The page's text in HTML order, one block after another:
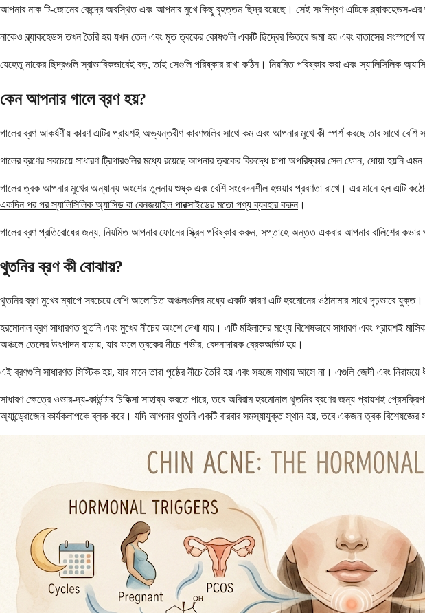
আপনার নাক টি-জোনের কেন্দ্রে অবস্থিত এবং আপনার মুখে কিছু বৃহত্তম ছিদ্র রয়েছে। সেই সংমিশ্রণ এটিকে ব্ল্যাকহেডস-
নাকেও ব্ল্যাকহেডস তখন তৈরি হয় যখন তেল এবং মৃত ত্বকের কোষগুলি একটি ছিদ্রের ভিতরে জমা হয় এবং বাতাসের
যেহেতু নাকের ছিদ্রগুলি স্বাভাবিকভাবেই বড়, তাই সেগুলি পরিষ্কার রাখা কঠিন। নিয়মিত পরিষ্কার করা এবং স্যালিসিলিক
কেন আপনার গালে ব্রণ হয়?
গালের ব্রণ আকর্ষণীয় কারণ এটির প্রায়শই অভ্যন্তরীণ কারণগুলির সাথে কম এবং আপনার মুখে কী স্পর্শ করছে তার সাথে বেশি
গালের ব্রণের সবচেয়ে সাধারণ ট্রিগারগুলির মধ্যে রয়েছে আপনার ত্বকের বিরুদ্ধে চাপা অপরিষ্কার সেল ফোন, ধোয়া হয়নি
গালের ত্বক আপনার মুখের অন্যান্য অংশের তুলনায় শুষ্ক এবং বেশি সংবেদনশীল হওয়ার প্রবণতা রাখে। এর মানে হল এটি
একদিন পর পর স্যালিসিলিক অ্যাসিড বা বেনজয়াইল পারক্সাইডের মতো পণ্য ব্যবহার করুন ।
গালের ব্রণ প্রতিরোধের জন্য, নিয়মিত আপনার ফোনের স্ক্রিন পরিষ্কার করুন, সপ্তাহে অন্তত একবার আপনার বালিশের
থুতনির ব্রণ কী বোঝায়?
থুতনির ব্রণ মুখের ম্যাপে সবচেয়ে বেশি আলোচিত অঞ্চলগুলির মধ্যে একটি কারণ এটি হরমোনের ওঠানামার সাথে দৃঢ়ভাবে যুক্ত।
হরমোনাল ব্রণ সাধারণত থুতনি এবং মুখের নীচের অংশে দেখা যায়। এটি মহিলাদের মধ্যে বিশেষভাবে সাধারণ এবং
অঞ্চলে তেলের উৎপাদন বাড়ায়, যার ফলে ত্বকের নীচে গভীর, বেদনাদায়ক ব্রেকআউট হয়।
এই ব্রণগুলি সাধারণত সিস্টিক হয়, যার মানে তারা পৃষ্ঠের নীচে তৈরি হয় এবং সহজে মাথায় আসে না। এগুলি জেদী এবং নিরাময়ে
সাধারণ ক্ষেত্রে ওভার-দ্য-কাউন্টার চিকিত্সা সাহায্য করতে পারে, তবে অবিরাম হরমোনাল থুতনির ব্রণের জন্য প্রায়শই
অ্যান্ড্রোজেন কার্যকলাপকে ব্লক করে। যদি আপনার থুতনি একটি বারবার সমস্যাযুক্ত স্থান হয়, তবে একজন ত্বক বিশেষজ্ঞের